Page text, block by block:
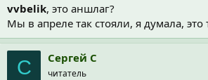
vvbelik, это аншлаг?
Мы в апреле так стояли, я думала, это
C Cергей C
читатель